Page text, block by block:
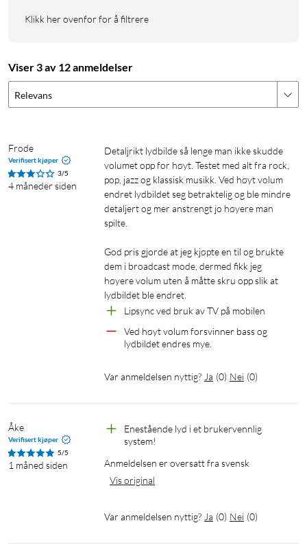
lader og får opptil 10 timer spilletid ved 50 % volum. Må
mobilen lades? Bruk høyttaleren innebygde batteri som
powerbank for å lade på stedet. Kombinasjonen av rask
dagen.
Spesifikasjoner
Bass: 2x 2,5" høyttalerelementer
Diskant: 4x 31 mm høyttalerelementer
Frekvensomfang: 50 Hz–20 kHz
Vannbestandighet: IPX7
Bluetooth-versjon: 5.3 (rekkevidde på opptil 10 m)
Spilletid: opptil 10 t ved 50 % volum, opptil 3 t ved 100 %
Mål: 263x124x115 mm
Vekt: 1600 g
USB-C til USB-C ladekabel (1 m)
Klikk her ovenfor for å filtrere
Viser 3 av 12 anmeldelser
Relevans
Frode
Verifisert kjøper
3/5
4 måneder siden
Detaljrikt lydbilde så lenge man ikke skudde
volumet opp for høyt. Testet med alt fra rock,
pop, jazz og klassisk musikk. Ved høyt volum
endret lydbildet seg betraktelig og ble mindre
detaljert og mer anstrengt jo høyere man
spilte.
God pris gjorde at jeg kjøpte en til og brukte
dem i broadcast mode, dermed fikk jeg
høyere volum uten å måtte skru opp slik at
lydbildet ble endret.
Lipsync ved bruk av TV på mobilen
Ved høyt volum forsvinner bass og
lydbildet endres mye.
Var anmeldelsen nyttig? Ja (0) Nei (0)
Åke
Verifisert kjøper
5/5
1 måned siden
Enestående lyd i et brukervennlig
system!
Anmeldelsen er oversatt fra svensk
Vis original
Var anmeldelsen nyttig? Ja (0) Nei (0)